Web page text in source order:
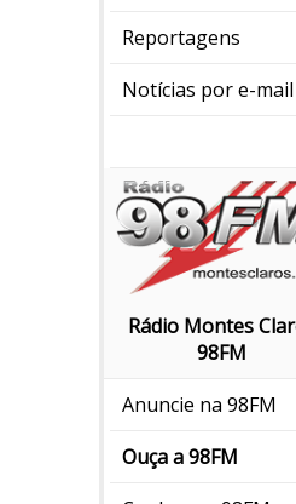
Reportagens
Notícias por e-mail
Rádio Montes
98FM
Anuncie na 98FM
Ouça a 98FM